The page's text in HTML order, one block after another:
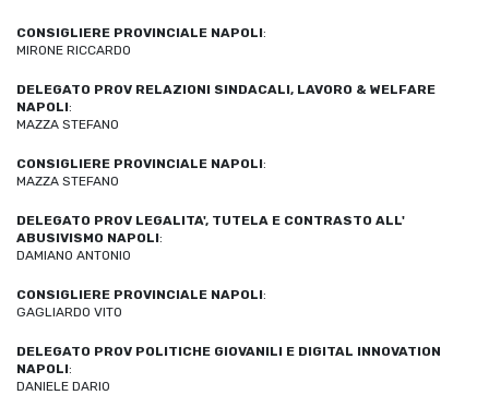
CONSIGLIERE PROVINCIALE NAPOLI:
MIRONE RICCARDO
DELEGATO PROV RELAZIONI SINDACALI, LAVORO & WELFARE
NAPOLI:
MAZZA STEFANO
CONSIGLIERE PROVINCIALE NAPOLI:
MAZZA STEFANO
DELEGATO PROV LEGALITA', TUTELA E CONTRASTO ALL'
ABUSIVISMO NAPOLI:
DAMIANO ANTONIO
CONSIGLIERE PROVINCIALE NAPOLI:
GAGLIARDO VITO
DELEGATO PROV POLITICHE GIOVANILI E DIGITAL INNOVATION
NAPOLI:
DANIELE DARIO